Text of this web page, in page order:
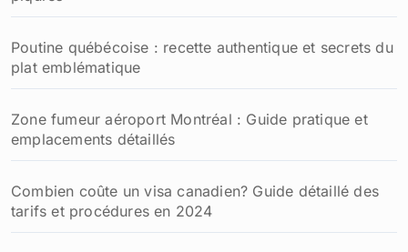
Poutine québécoise : recette authentique et secrets du
plat emblématique
Zone fumeur aéroport Montréal : Guide pratique et
emplacements détaillés
Combien coûte un visa canadien? Guide détaillé des
tarifs et procédures en 2024